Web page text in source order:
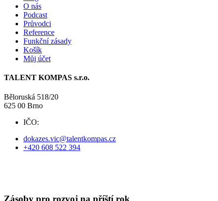
O nás
Podcast
Průvodci
Reference
Funkční zásady
Košík
Můj účet
TALENT KOMPAS s.r.o.
Běloruská 518/20
625 00 Brno
IČO:
dokazes.vic@talentkompas.cz
+420 608 522 394
Zásoby pro rozvoj na příští rok